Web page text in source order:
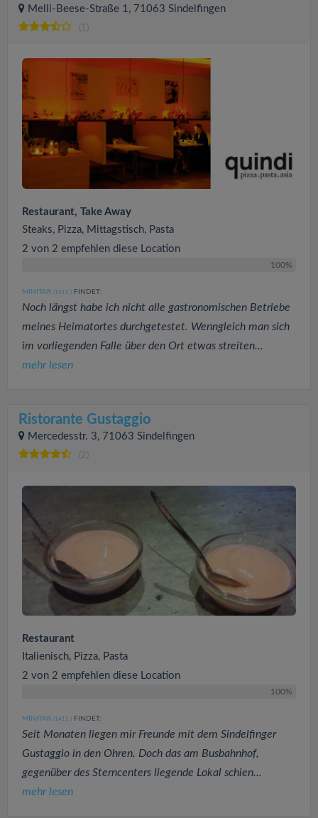
Melli-Beese-Straße 1, 71063 Sindelfingen
(1)
Restaurant, Take Away
Steaks, Pizza, Mittagstisch, Pasta
2 von 2 empfehlen diese Location
100%
MINITAR (1415 ) FINDET:
Noch längst habe ich nicht alle gastronomischen Betriebe
meines Heimatortes durchgetestet. Wenngleich man sich
im vorliegenden Falle über den Ort etwas streiten...
mehr lesen
Ristorante Gustaggio
Mercedesstr. 3, 71063 Sindelfingen
(2)
Restaurant
Italienisch, Pizza, Pasta
2 von 2 empfehlen diese Location
100%
MINITAR (1415 ) FINDET:
Seit Monaten liegen mir Freunde mit dem Sindelfinger
Gustaggio in den Ohren. Doch das am Busbahnhof,
gegenüber des Sterncenters liegende Lokal schien...
mehr lesen